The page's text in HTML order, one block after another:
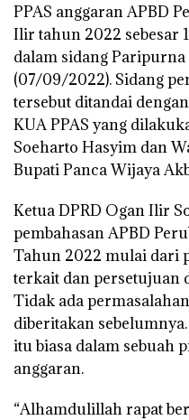
PPAS anggaran APBD
Ilir tahun 2022 sebesar
dalam sidang
(07/09/2022). Sidang
tersebut ditandai
KUA PPAS yang
Soeharto Hasyim dan
Bupati Panca Wijaya
Ketua DPRD Ogan Ilir
pembahasan APBD
Tahun 2022 mulai dari
terkait dan persetujuan
Tidak ada
diberitakan
itu biasa dalam sebuah
anggaran.
“Alhamdulillah rapat